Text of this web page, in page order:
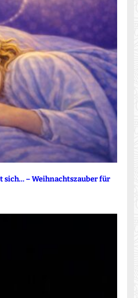
sich… – Weihnachtszauber für